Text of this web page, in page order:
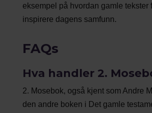
eksempel på hvordan gamle tekster
inspirere dagens samfunn.
FAQs
Hva handler 2.
2. Mosebok, også kjent som Andre
den andre boken i Det gamle